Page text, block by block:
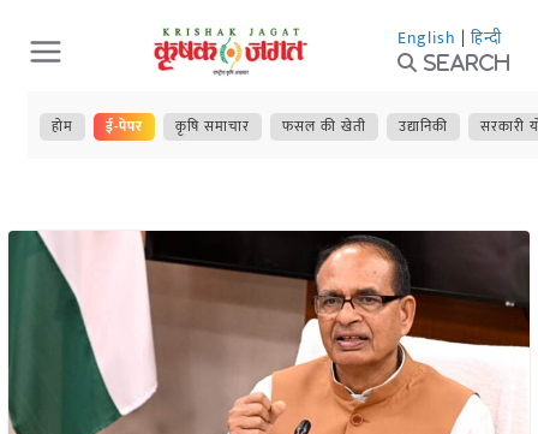
Skip
to
content
English | हिन्दी
Search
होम ई-पेपर कृषि समाचार फसल की खेती उद्यानिकी सरकारी